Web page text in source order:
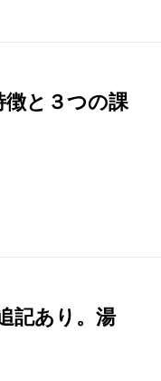
と３つの課
記あり。湯